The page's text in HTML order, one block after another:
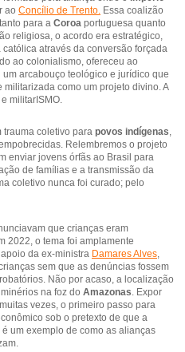
ao Concílio de Trento. Essa coalizão
para a Coroa portuguesa quanto
religiosa, o acordo era estratégico,
através da conversão forçada
ao colonialismo, ofereceu ao
arcabouço teológico e jurídico que
como um projeto divino. A
militarISMO.
trauma coletivo para povos indígenas,
Relembremos o projeto
enviar jovens órfãs ao Brasil para
de famílias e a transmissão da
coletivo nunca foi curado; pelo
que crianças eram
2022, o tema foi amplamente
da ex-ministra Damares Alves
sem que as denúncias fossem
Não por acaso, a localização
na foz do Amazonas . Expor
vezes, o primeiro passo para
sob o pretexto de que a
um exemplo de como as alianças